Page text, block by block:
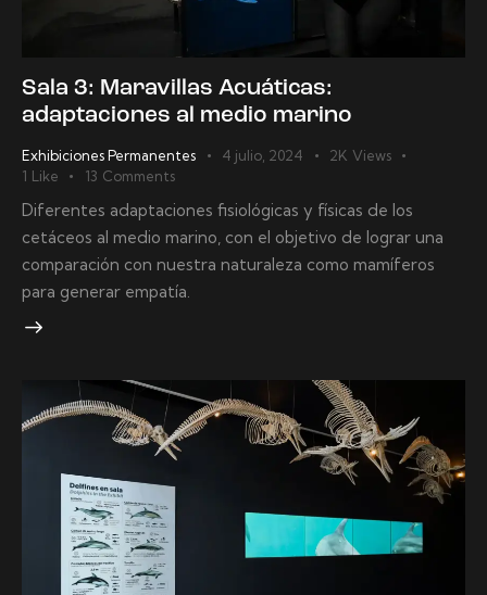
Sala 3: Maravillas Acuáticas:
adaptaciones al medio marino
Exhibiciones Permanentes 4 julio, 2024 2K Views
1 Like 13 Comments
Diferentes adaptaciones fisiológicas y físicas de los
cetáceos al medio marino, con el objetivo de lograr una
comparación con nuestra naturaleza como mamíferos
para generar empatía.